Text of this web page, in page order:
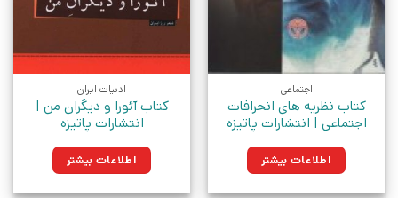
اجتماعی
کتاب نظریه های انحرافات
اجتماعی | انتشارات پاتیزه
اطلاعات بیشتر
ادبیات ایران
کتاب آئورا و دیگران من |
انتشارات پاتیزه
اطلاعات بیشتر